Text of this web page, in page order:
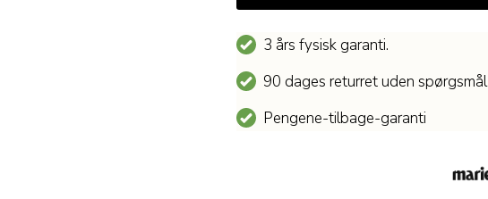
3 års fysisk garanti.
90 dages returret uden spørgsmål
Pengene-tilbage-garanti